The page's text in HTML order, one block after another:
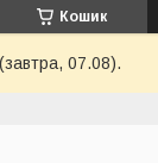
Кошик
07.08).